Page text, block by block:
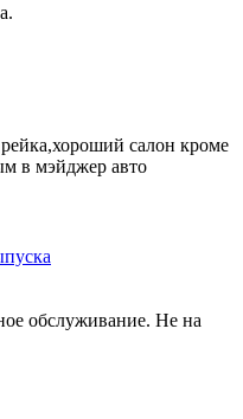
салон кроме
в мэйджер авто
обслуживание. Не на